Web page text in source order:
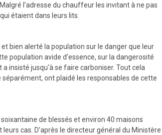
l’adresse du chauffeur les invitant à ne pas
étaient dans leurs lits.
bien alerté la population sur le danger que leur
population avide d’essence, sur la dangerosité
insisté jusqu’à se faire carboniser. Tout cela
ont plaidé les responsables de cette
de blessés et environ 40 maisons
cas. D’après le directeur général du Ministère